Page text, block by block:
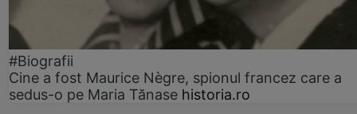
#Biografii
Cine a fost Maurice Nègre, spionul francez care a
sedus-o pe Maria Tănase historia.ro